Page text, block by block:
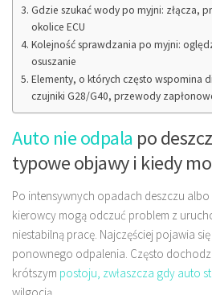
Gdzie szukać wody po myjni: złącza,
okolice ECU
Kolejność sprawdzania po myjni:
osuszanie
Elementy, o których często wspomina
czujniki G28/G40, przewody
Auto nie odpala po
typowe objawy i kiedy
Po intensywnych opadach deszczu
kierowcy mogą odczuć problem z
niestabilną pracę. Najczęściej pojawia
ponownego odpalenia. Często
krótszym postoju, zwłaszcza gdy auto
wilgocią.